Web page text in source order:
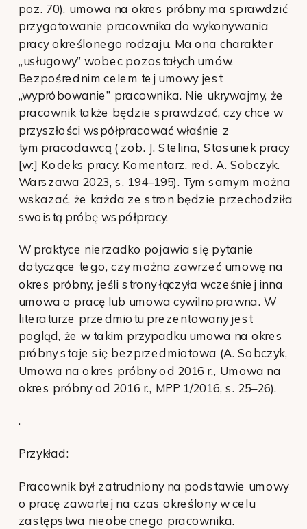
poz. 70), umowa na okres próbny ma sprawdzić
przygotowanie pracownika do wykonywania
pracy określonego rodzaju. Ma ona charakter
„usługowy” wobec pozostałych umów.
Bezpośrednim celem tej umowy jest
„wypróbowanie” pracownika. Nie ukrywajmy, że
pracownik także będzie sprawdzać, czy chce w
przyszłości współpracować właśnie z
tym pracodawcą ( zob. J. Stelina, Stosunek pracy
[w:] Kodeks pracy. Komentarz, red. A. Sobczyk.
Warszawa 2023, s. 194–195). Tym samym można
wskazać, że każda ze stron będzie przechodziła
swoistą próbę współpracy.
W praktyce nierzadko pojawia się pytanie
dotyczące tego, czy można zawrzeć umowę na
okres próbny, jeśli strony łączyła wcześniej inna
umowa o pracę lub umowa cywilnoprawna. W
literaturze przedmiotu prezentowany jest
pogląd, że w takim przypadku umowa na okres
próbny staje się bezprzedmiotowa (A. Sobczyk,
Umowa na okres próbny od 2016 r., Umowa na
okres próbny od 2016 r., MPP 1/2016, s. 25–26).
.
Przykład:
Pracownik był zatrudniony na podstawie umowy
o pracę zawartej na czas określony w celu
zastępstwa nieobecnego pracownika.